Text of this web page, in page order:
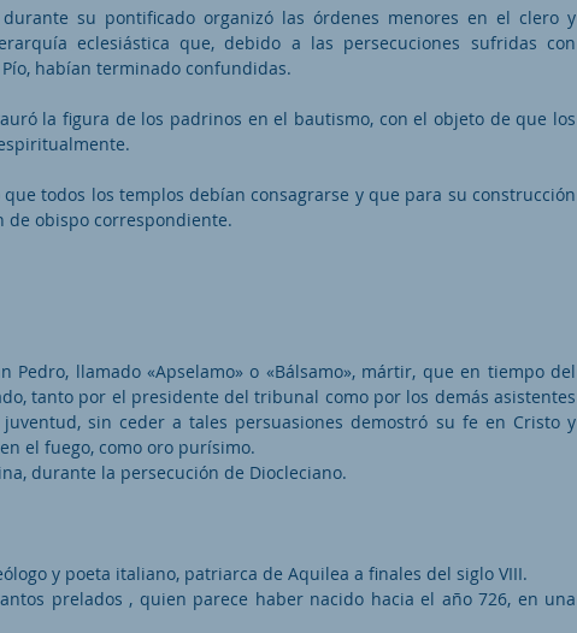
su pontificado organizó las órdenes menores en el clero y
eclesiástica que, debido a las persecuciones sufridas con
habían terminado confundidas.
la figura de los padrinos en el bautismo, con el objeto de que los
todos los templos debían consagrarse y que para su construcción
de obispo correspondiente.
Pedro, llamado «Apselamo» o «Bálsamo», mártir, que en tiempo del
tanto por el presidente del tribunal como por los demás asistentes
sin ceder a tales persuasiones demostró su fe en Cristo y
el fuego, como oro purísimo.
durante la persecución de Diocleciano.
y poeta italiano, patriarca de Aquilea a finales del siglo VIII.
prelados , quien parece haber nacido hacia el año 726, en una